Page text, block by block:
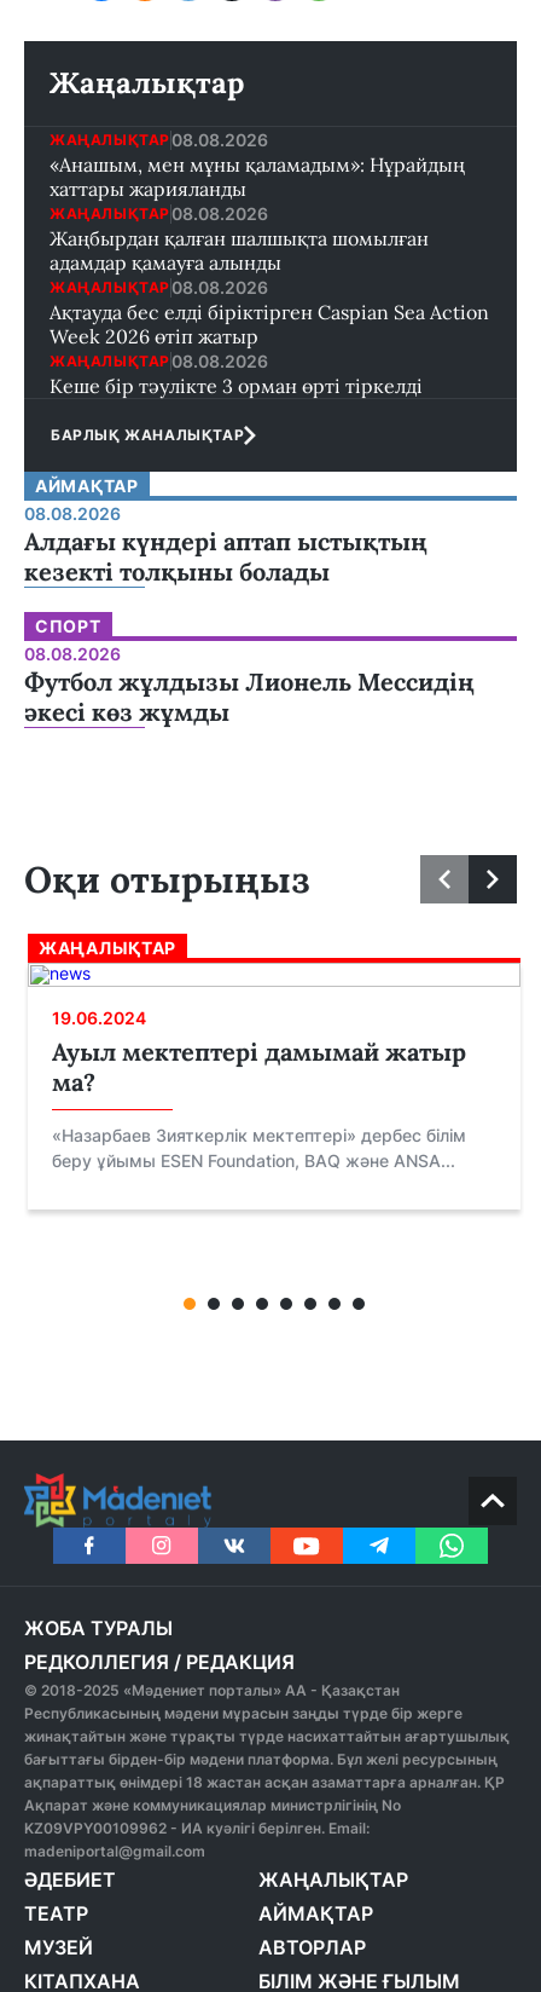
Жаңалықтар
ЖАҢАЛЫҚТАР 08.08.2026
«Анашым, мен мұны қаламадым»: Нұрайдың
хаттары жарияланды
ЖАҢАЛЫҚТАР 08.08.2026
Жаңбырдан қалған шалшықта шомылған
адамдар қамауға алынды
ЖАҢАЛЫҚТАР 08.08.2026
Ақтауда бес елді біріктірген Caspian Sea Action
Week 2026 өтіп жатыр
ЖАҢАЛЫҚТАР 08.08.2026
Кеше бір тәулікте 3 орман өрті тіркелді
БАРЛЫҚ ЖАНАЛЫҚТАР
АЙМАҚТАР
08.08.2026
Алдағы күндері аптап ыстықтың
кезекті толқыны болады
СПОРТ
08.08.2026
Футбол жұлдызы Лионель Мессидің
әкесі көз жұмды
Оқи отырыңыз
ЖАҢАЛЫҚТАР
19.06.2024
Ауыл мектептері дамымай жатыр
ма?
«Назарбаев Зияткерлік мектептері» дербес білім
беру ұйымы ESEN Foundation, BAQ және ANSA...
ЖОБА ТУРАЛЫ
РЕДКОЛЛЕГИЯ / РЕДАКЦИЯ
© 2018-2025 «Мәдениет порталы» АА - Қазақстан
Республикасының мәдени мұрасын заңды түрде бір жерге
жинақтайтын және тұрақты түрде насихаттайтын ағартушылық
бағыттағы бірден-бір мәдени платформа. Бұл желі ресурсының
ақпараттық өнімдері 18 жастан асқан азаматтарға арналған. ҚР
Ақпарат және коммуникациялар министрлігінің No
KZ09VPY00109962 - ИА куәлігі берілген. Email:
madeniportal@gmail.com
ӘДЕБИЕТ
ТЕАТР
МУЗЕЙ
КІТАПХАНА
ЖАҢАЛЫҚТАР
АЙМАҚТАР
АВТОРЛАР
БІЛІМ ЖӘНЕ ҒЫЛЫМ